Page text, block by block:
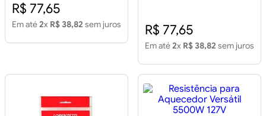
R$ 77,65
Em até2x R$ 38,82 sem juros R$ 77,65
Em até2x R$ 38,82 sem juros